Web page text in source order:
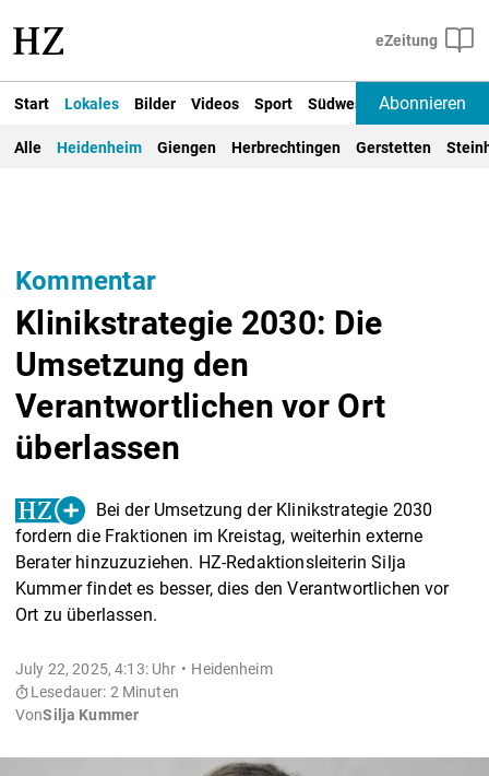
Start Lokales Bilder Videos Sport Südwest Deutschland
Abonnieren
Alle Heidenheim Giengen Herbrechtingen Gerstetten
Kommentar
Klinikstrategie 2030: Die
Umsetzung den
Verantwortlichen vor Ort
überlassen
Bei der Umsetzung der Klinikstrategie 2030
fordern die Fraktionen im Kreistag, weiterhin externe
Berater hinzuzuziehen. HZ-Redaktionsleiterin Silja
Kummer findet es besser, dies den Verantwortlichen vor
Ort zu überlassen.
July 22, 2025, 4:13: Uhr
Heidenheim
Lesedauer: 2 Minuten
VonSilja Kummer